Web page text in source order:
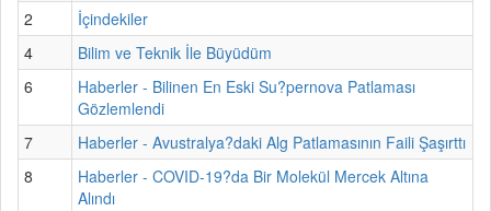
2
İçindekiler
4
Bilim ve Teknik İle Büyüdüm
6
Haberler - Bilinen En Eski Su?pernova Patlaması
Gözlemlendi
7
Haberler - Avustralya?daki Alg Patlamasının Faili Şaşırttı
8
Haberler - COVID-19?da Bir Molekül Mercek Altına
Alındı